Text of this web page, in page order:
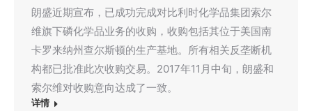
朗盛近期宣布，已成功完成对比利时化学品集团索尔
维旗下磷化学品业务的收购，收购包括其位于美国南
卡罗来纳州查尔斯顿的生产基地。所有相关反垄断机
构都已批准此次收购交易。2017年11月中旬，朗盛和
索尔维对收购意向达成了一致。
详情